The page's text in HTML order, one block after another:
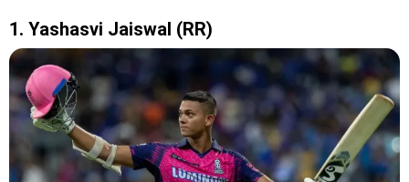
1. Yashasvi Jaiswal (RR)